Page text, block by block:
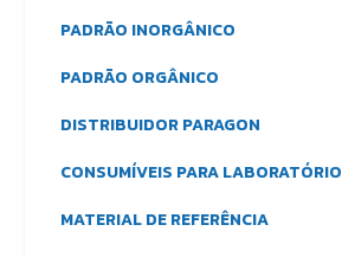
PADRÃO INORGÂNICO
PADRÃO ORGÂNICO
DISTRIBUIDOR PARAGON
CONSUMÍVEIS PARA LABORATÓRIO
MATERIAL DE REFERÊNCIA